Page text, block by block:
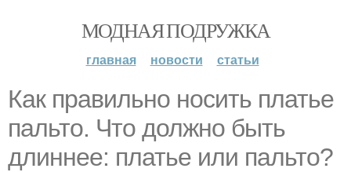
МОДНАЯ ПОДРУЖКА
главная новости статьи
Как правильно носить платье
пальто. Что должно быть
длиннее: платье или пальто?